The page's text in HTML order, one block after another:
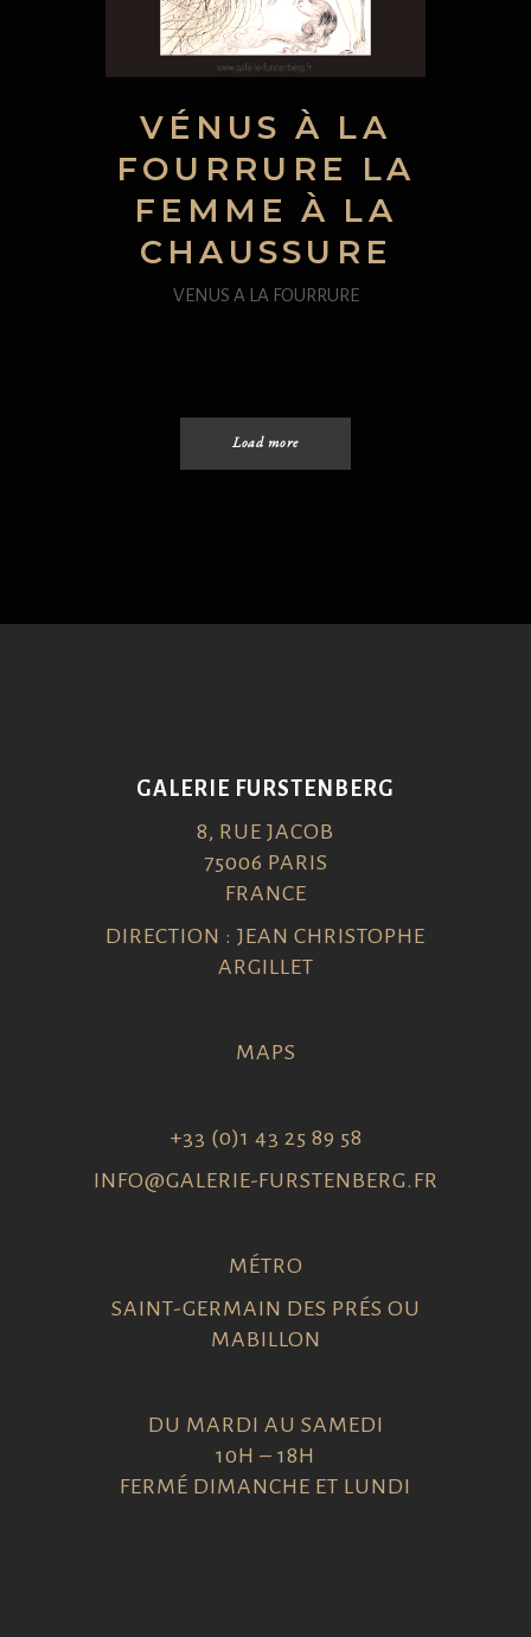
VÉNUS À LA
FOURRURE LA
FEMME À LA
CHAUSSURE
VENUS A LA FOURRURE
Load more
GALERIE FURSTENBERG
8, RUE JACOB
75006 PARIS
FRANCE
DIRECTION : JEAN CHRISTOPHE
ARGILLET
MAPS
+33 (0)1 43 25 89 58
INFO@GALERIE-FURSTENBERG.FR
MÉTRO
SAINT-GERMAIN DES PRÉS OU
MABILLON
DU MARDI AU SAMEDI
10H – 18H
FERMÉ DIMANCHE ET LUNDI